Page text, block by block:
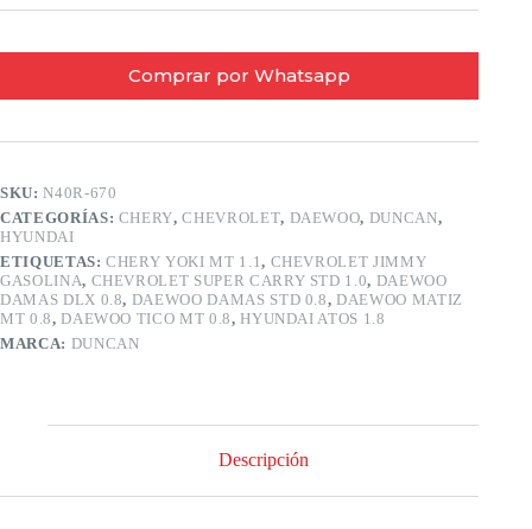
Comprar por Whatsapp
SKU:N40R-670
CATEGORÍAS: CHERY,CHEVROLET, DAEWOO, DUNCAN,
HYUNDAI
ETIQUETAS:CHERY YOKI MT 1.1, CHEVROLET JIMMY
GASOLINA, CHEVROLET SUPER CARRY STD 1.0, DAEWOO
DAMAS DLX 0.8, DAEWOO DAMAS STD 0.8,DAEWOO MATIZ
MT 0.8,DAEWOO TICO MT 0.8,HYUNDAI ATOS 1.8
MARCA: DUNCAN
Descripción